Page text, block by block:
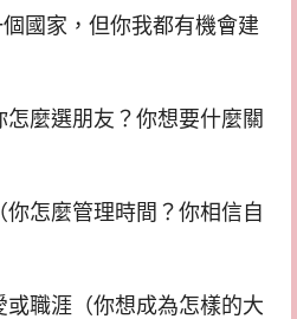
國家，但你我都有機會建
怎麼選朋友？你想要什麼關
你怎麼管理時間？你相信自
或職涯（你想成為怎樣的大